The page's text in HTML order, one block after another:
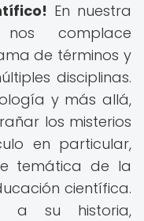
En nuestra
complace
de términos y
disciplinas.
y más allá,
los misterios
en particular,
temática de la
científica.
a su historia,